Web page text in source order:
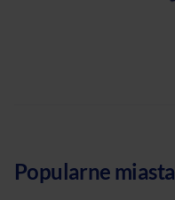
Popularne miasta